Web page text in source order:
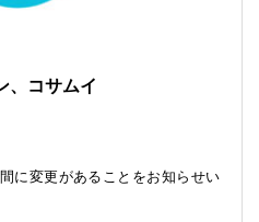
、コサムイ
に変更があることをお知らせい